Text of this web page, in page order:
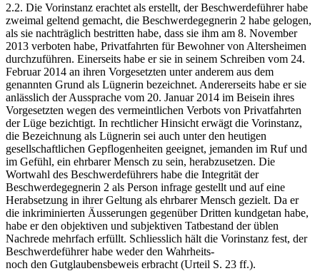
2.2. Die Vorinstanz erachtet als erstellt, der Beschwerdeführer habe
zweimal geltend gemacht, die Beschwerdegegnerin 2 habe gelogen,
als sie nachträglich bestritten habe, dass sie ihm am 8. November
2013 verboten habe, Privatfahrten für Bewohner von Altersheimen
durchzuführen. Einerseits habe er sie in seinem Schreiben vom 24.
Februar 2014 an ihren Vorgesetzten unter anderem aus dem
genannten Grund als Lügnerin bezeichnet. Andererseits habe er sie
anlässlich der Aussprache vom 20. Januar 2014 im Beisein ihres
Vorgesetzten wegen des vermeintlichen Verbots von Privatfahrten
der Lüge bezichtigt. In rechtlicher Hinsicht erwägt die Vorinstanz,
die Bezeichnung als Lügnerin sei auch unter den heutigen
gesellschaftlichen Gepflogenheiten geeignet, jemanden im Ruf und
im Gefühl, ein ehrbarer Mensch zu sein, herabzusetzen. Die
Wortwahl des Beschwerdeführers habe die Integrität der
Beschwerdegegnerin 2 als Person infrage gestellt und auf eine
Herabsetzung in ihrer Geltung als ehrbarer Mensch gezielt. Da er
die inkriminierten Äusserungen gegenüber Dritten kundgetan habe,
habe er den objektiven und subjektiven Tatbestand der üblen
Nachrede mehrfach erfüllt. Schliesslich hält die Vorinstanz fest, der
Beschwerdeführer habe weder den Wahrheits-
noch den Gutglaubensbeweis erbracht (Urteil S. 23 ff.).